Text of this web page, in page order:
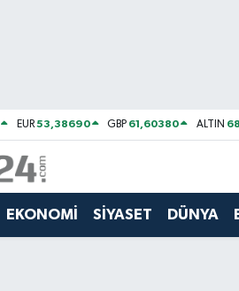
EUR53,38690 GBP 61,60380 ALTIN
EKONOMİ SİYASET DÜNYA